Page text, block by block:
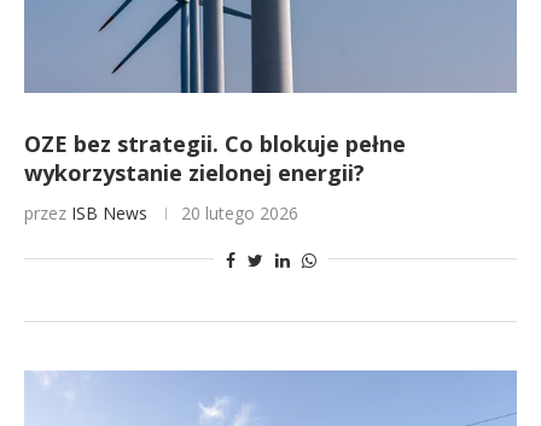
OZE bez strategii. Co blokuje pełne
wykorzystanie zielonej energii?
przez ISB News 20 lutego 2026